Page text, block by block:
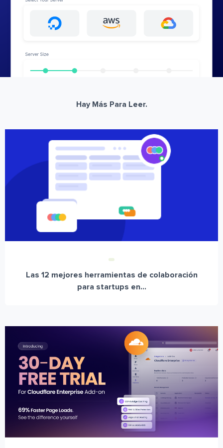
Hay Más Para Leer.
Las 12 mejores herramientas de colaboración
para startups en...